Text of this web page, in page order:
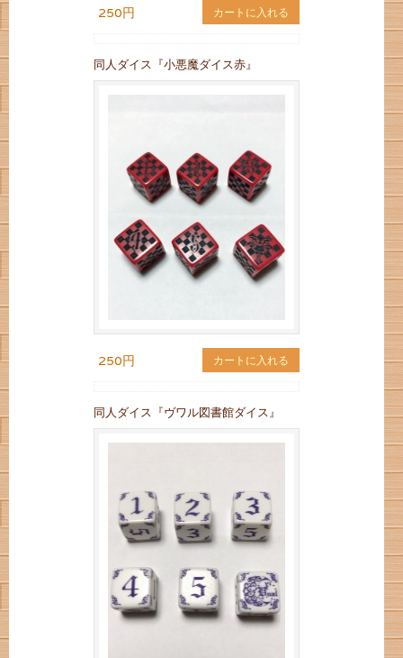
250円 カートに入れる
同人ダイス『小悪魔ダイス赤』
250円 カートに入れる
同人ダイス『ヴワル図書館ダイス』